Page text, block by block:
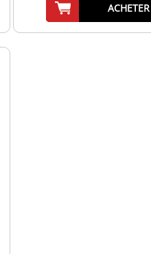
ACHETER